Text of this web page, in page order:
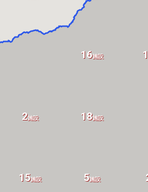
15施設 5施設
2施設 18施設
16施設